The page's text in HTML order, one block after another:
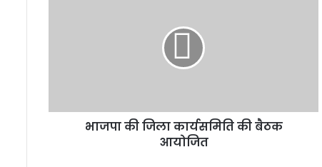
भाजपा की जिला कार्यसमिति की बैठक
आयोजित